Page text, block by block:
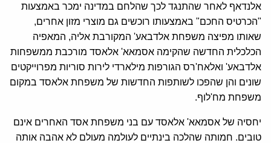
אלנדאף לאחר שהתנגד לכך שהלחם במדינה ימכר באמצעות
"הכרטיס החכם" באמצעותו רוכשים גם מוצרי מזון אחרים,
שאותו מפיצה משפחת אלדבאע' המקורבת אליה, המאפיה
הכלכלית החדשה שהקימה אסמאא' אלאסד מורכבת ממשפחות
אלדבאע' ואלאח'רס הגורפות מילארדי לירות סוריות מפרוייקטים
שונים והן שהפכו לשותפות החדשות של משפחת אלאסד במקום
משפחת מח'לוף.
יחסיה של אסמאא' אלאסד עם בני משפחת אסד האחרים אינם
טובים. חמותה שהלכה בינתיים לעולמה מעולם לא אהבה אותה